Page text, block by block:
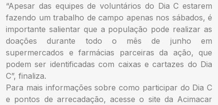
“Apesar das equipes de voluntários do Dia C estarem
fazendo um trabalho de campo apenas nos sábados, é
importante salientar que a população pode realizar as
doações durante todo o mês de junho em
supermercados e farmácias parceiras da ação, que
podem ser identificadas com caixas e cartazes do Dia
C”, finaliza.
Para mais informações sobre como participar do Dia C
e pontos de arrecadação, acesse o site da Acimacar